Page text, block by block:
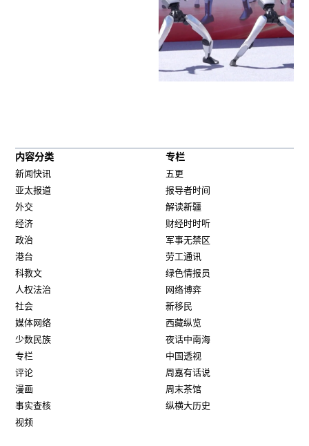
内容分类
新闻快讯
亚太报道
外交
经济
政治
港台
科教文
人权法治
社会
媒体网络
少数民族
专栏
评论
漫画
事实查核
视频
专栏
五更
报导者时间
解读新疆
财经时时听
军事无禁区
劳工通讯
绿色情报员
网络博弈
新移民
西藏纵览
夜话中南海
中国透视
周嘉有话说
周末茶馆
纵横大历史